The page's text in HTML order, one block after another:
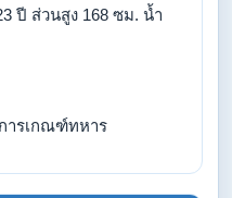
ปี ส่วนสูง 168 ซม. น้ำ
ารเกณฑ์ทหาร